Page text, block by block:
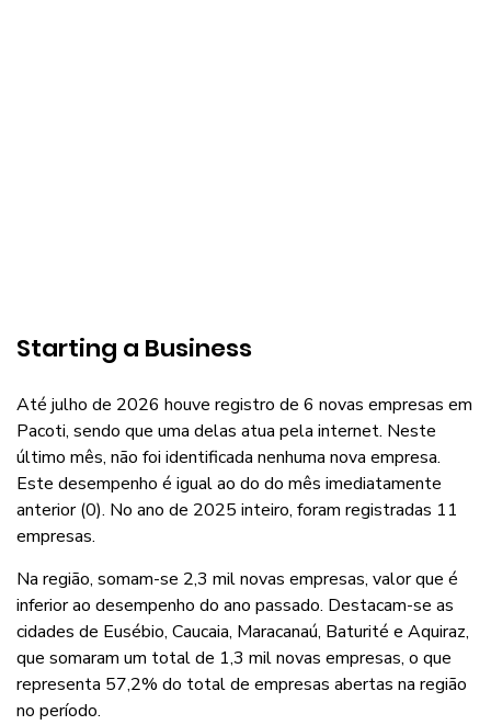
Starting a Business
Até julho de 2026 houve registro de 6 novas empresas em
Pacoti, sendo que uma delas atua pela internet. Neste
último mês, não foi identificada nenhuma nova empresa.
Este desempenho é igual ao do do mês imediatamente
anterior (0). No ano de 2025 inteiro, foram registradas 11
empresas.
Na região, somam-se 2,3 mil novas empresas, valor que é
inferior ao desempenho do ano passado. Destacam-se as
cidades de Eusébio, Caucaia, Maracanaú, Baturité e Aquiraz,
que somaram um total de 1,3 mil novas empresas, o que
representa 57,2% do total de empresas abertas na região
no período.